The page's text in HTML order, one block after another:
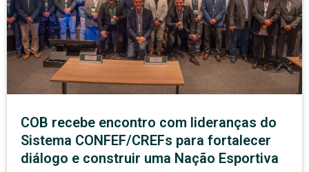
COB recebe encontro com lideranças do
Sistema CONFEF/CREFs para fortalecer
diálogo e construir uma Nação Esportiva